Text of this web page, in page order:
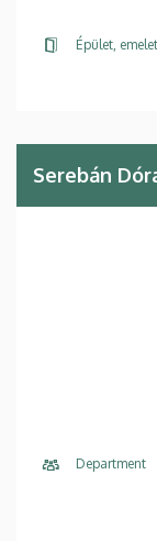
Épület,
Serebán
Department